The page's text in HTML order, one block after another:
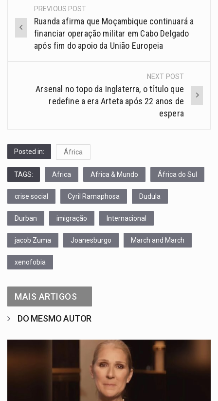
PREVIOUS POST
Ruanda afirma que Moçambique continuará a
financiar operação militar em Cabo Delgado
após fim do apoio da União Europeia
NEXT POST
Arsenal no topo da Inglaterra, o título que
redefine a era Arteta após 22 anos de
espera
Posted in: África
TAGS: Africa Africa & Mundo África do Sul
crise social Cyril Ramaphosa Dudula
Durban imigração Internacional
jacob Zuma Joanesburgo March and March
xenofobia
MAIS ARTIGOS
DO MESMO AUTOR